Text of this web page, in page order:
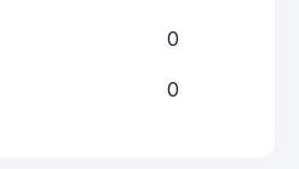
0
0